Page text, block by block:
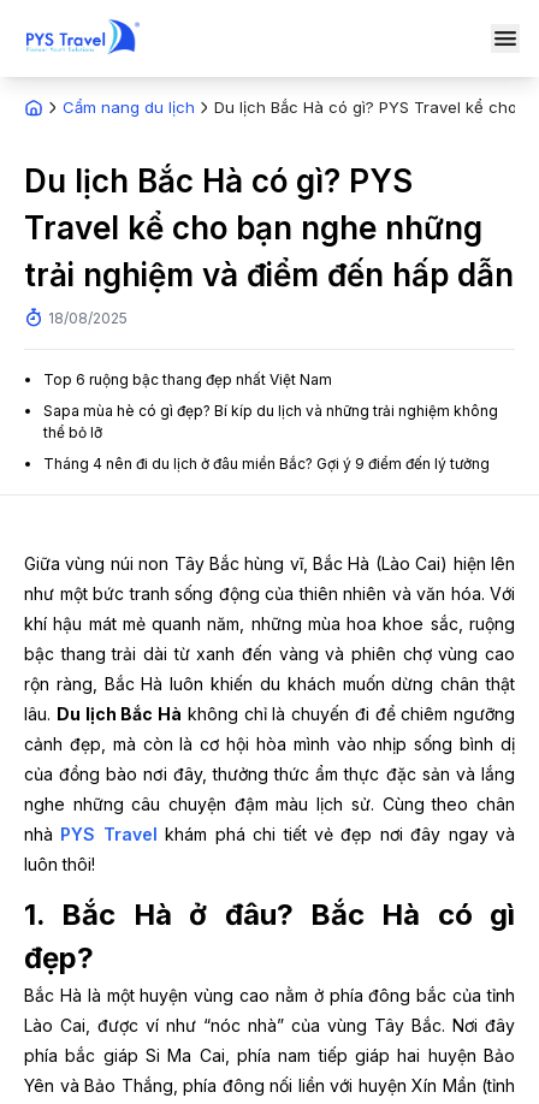
Cẩm nang du lịch Du lịch Bắc Hà có gì? PYS Travel kể cho
Du lịch Bắc Hà có gì? PYS
Travel kể cho bạn nghe những
trải nghiệm và điểm đến hấp dẫn
18/08/2025
Top 6 ruộng bậc thang đẹp nhất Việt Nam
Sapa mùa hè có gì đẹp? Bí kíp du lịch và những trải nghiệm không
thể bỏ lỡ
Tháng 4 nên đi du lịch ở đâu miền Bắc? Gợi ý 9 điểm đến lý tưởng
Giữa vùng núi non Tây Bắc hùng vĩ, Bắc Hà (Lào Cai) hiện lên
như một bức tranh sống động của thiên nhiên và văn hóa. Với
khí hậu mát mẻ quanh năm, những mùa hoa khoe sắc, ruộng
bậc thang trải dài từ xanh đến vàng và phiên chợ vùng cao
rộn ràng, Bắc Hà luôn khiến du khách muốn dừng chân thật
lâu. Du lịch Bắc Hà không chỉ là chuyến đi để chiêm ngưỡng
cảnh đẹp, mà còn là cơ hội hòa mình vào nhịp sống bình dị
của đồng bào nơi đây, thưởng thức ẩm thực đặc sản và lắng
nghe những câu chuyện đậm màu lịch sử. Cùng theo chân
nhà PYS Travel khám phá chi tiết vẻ đẹp nơi đây ngay và
luôn thôi!
1. Bắc Hà ở đâu? Bắc Hà có gì
đẹp?
Bắc Hà là một huyện vùng cao nằm ở phía đông bắc của tỉnh
Lào Cai, được ví như “nóc nhà” của vùng Tây Bắc. Nơi đây
phía bắc giáp Si Ma Cai, phía nam tiếp giáp hai huyện Bảo
Yên và Bảo Thắng, phía đông nối liền với huyện Xín Mần (tỉnh